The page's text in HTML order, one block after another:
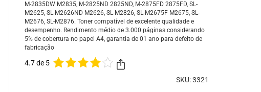
M-2835DW M2835, M-2825ND 2825ND, M-2875FD 2875FD, SL-
M2625, SL-M2626ND M2626, SL-M2826, SL-M2675F M2675, SL-
M2676, SL-M2876. Toner compatível de excelente qualidade e
desempenho. Rendimento médio de 3.000 páginas considerando
5% de cobertura no papel A4, garantia de 01 ano para defeito de
fabricação
4.7 de 5
SKU: 3321